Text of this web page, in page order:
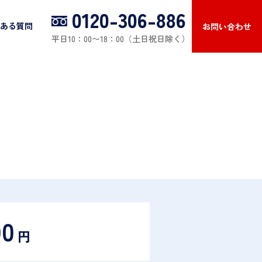
る質問 0120-306-886
平日10：00〜18：00（土日祝日除く）
お問い合わせ
円